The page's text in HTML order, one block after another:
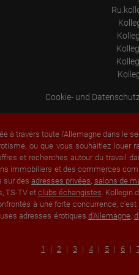
data. Google may also transfer this
required to do so by law, or where
information on Google's behalf. The
Google within member states of the
contracting states to the Agreement
this means that all data is collected
cases will the full IP address be
and shortened there. The IP
Language
Operating system
Device (PC, tablet PC or
Browser and any add-ons used
Resolution of the computer
Visitor source (Facebook, search
Which files were downloaded?
Which videos were watched?
Were any advertising banners
Where did the visitor go? Did he
Cookie- und
à travers toute l'Allemagne dans le
ou que vous souhaitiez
et recherches autour du travail
immobiliers et des commerces
sur desadresses privées, salons de
TS-TV et clubs échangistes.
à une forte concurrence,
adresses érotiquesd'Allemagne,
1 2 3 4 5 6